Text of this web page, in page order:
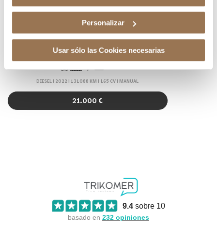
Personalizar
Usar sólo las Cookies necesarias
16.500 €
VO
OPEL MOVANO
FURGON 2.2 BLUEHDI 103KW L3H2 3.5T BASE 140 4P
DIESEL | 2022 | 131088 KM | 165 CV | MANUAL
21.000 €
9.4sobre 10
basado en 232 opiniones